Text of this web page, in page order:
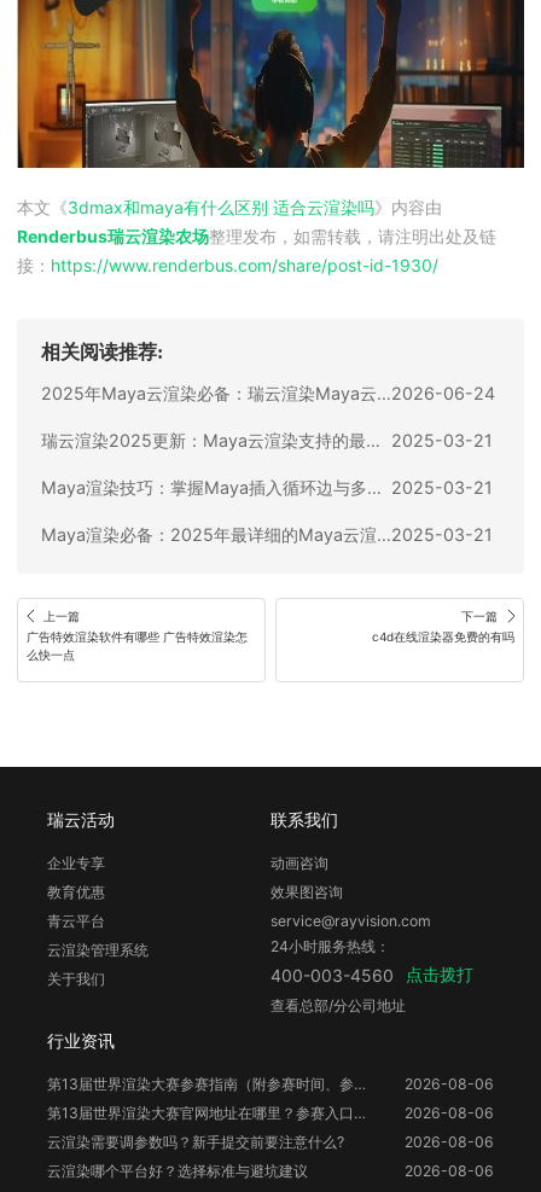
本文《3dmax和maya有什么区别 适合云渲染吗》内容由
Renderbus瑞云渲染农场整理发布，如需转载，请注明出处及链
接： https://www.renderbus.com/share/post-id-1930/
相关阅读推荐:
2025年Maya云渲染必备：瑞云渲染Maya云渲染支持的CG插件全盘点2026-06-24
瑞云渲染2025更新：Maya云渲染支持的最佳渲染器推荐及使用指南 2025-03-21
Maya渲染技巧：掌握Maya插入循环边与多切割命令设置，提升Maya渲染效果 2025-03-21
Maya渲染必备：2025年最详细的Maya云渲染操作指南与Maya渲染优化策略2025-03-21
上一篇
广告特效渲染软件有哪些 广告特效渲染怎
么快一点
下一篇
c4d在线渲染器免费的有吗
瑞云活动
企业专享
教育优惠
青云平台
云渲染管理系统
关于我们
行业资讯
第13届世界渲染大赛参赛指南（附参赛时间、参赛要求、赛事奖励等）
2026-08-06
第13届世界渲染大赛官网地址在哪里？参赛入口与信息整理
2026-08-06
云渲染需要调参数吗？新手提交前要注意什么?
2026-08-06
云渲染哪个平台好？选择标准与避坑建议
2026-08-06
联系我们
动画咨询
效果图咨询
service@rayvision.com
24小时服务热线：
400-003-4560 点击拨打
查看总部/分公司地址